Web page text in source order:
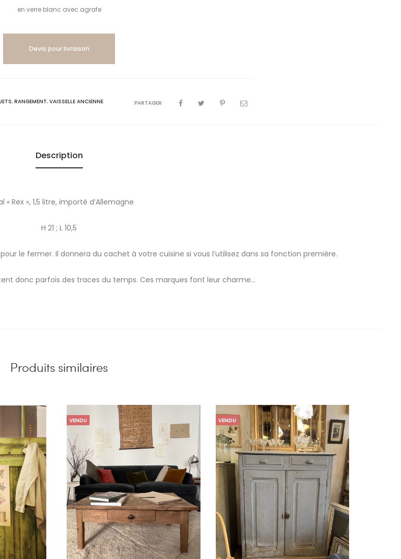
en verre blanc avec agrafe
Devis pour livraison
, RANGEMENT, VAISSELLE ANCIENNE PARTAGER
Description
« Rex », 1,5 litre, importé d’Allemagne
H 21 ; L 10,5
le fermer. Il donnera du cachet à votre cuisine si vous l’utilisez dans sa fonction première.
donc parfois des traces du temps. Ces marques font leur charme…
Produits similaires
VENDU VENDU